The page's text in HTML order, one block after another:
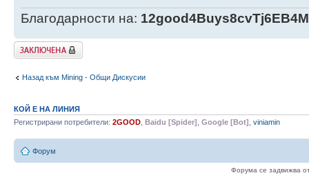
Благодарности на:
Заключена
Назад към Mining - Общи Дискусии
КОЙ Е НА ЛИНИЯ
Регистрирани потребители: 2GOOD Baidu [Spider] Google [Bot] viniamin
Форум
Форума се задвижва